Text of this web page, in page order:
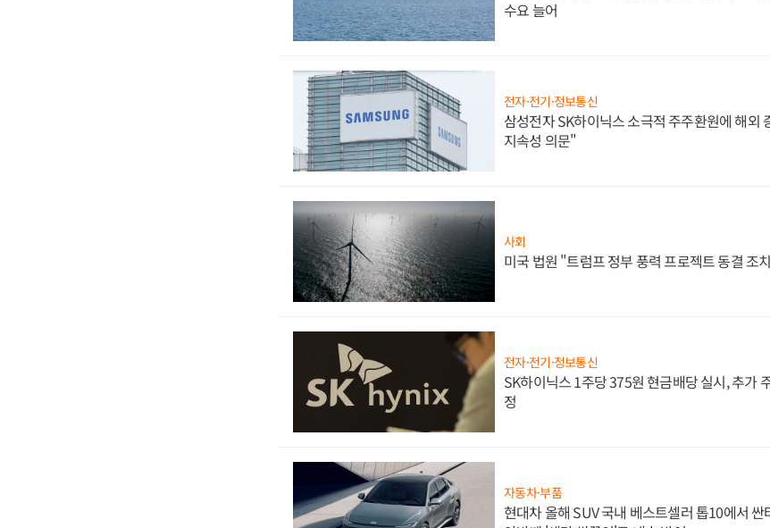
수요 늘어
전자·전기·정보통신
삼성전자 SK하이닉스 소극적 주주환원에 해외
지속성 의문"
사회
미국 법원 "트럼프 정부 풍력 프로젝트 동결 조
전자·전기·정보통신
SK하이닉스 1주당 375원 현금배당 실시, 추가
정
자동차·부품
현대차 올해 SUV 국내 베스트셀러 톱10에서 싼